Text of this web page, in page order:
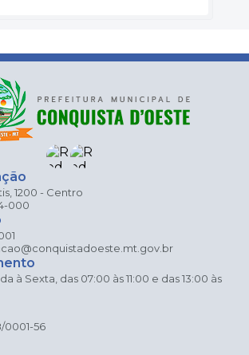
1200 - Centro
000
à Sexta, das 07:00 às 11:00 e das 13:00 às
0001-56